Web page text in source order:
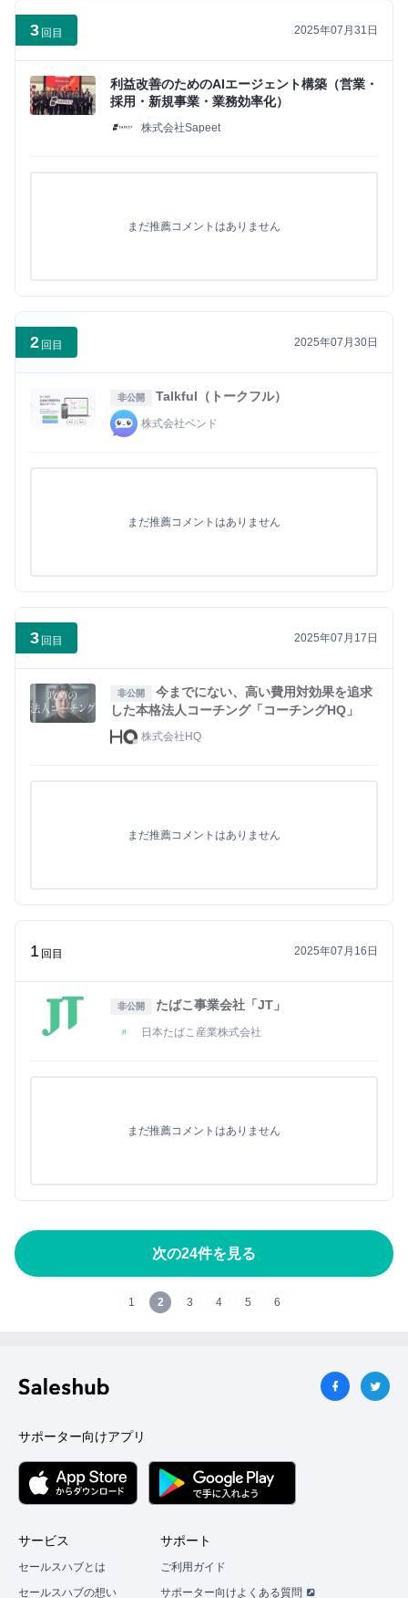
3 回目 2025年07月31日
利益改善のためのAIエージェント構築（営業・
採用・新規事業・業務効率化）
株式会社Sapeet
まだ推薦コメントはありません
2 回目 2025年07月30日
非公開 Talkful（トークフル）
株式会社ベンド
まだ推薦コメントはありません
3 回目 2025年07月17日
非公開
今までにない、高い費用対効果を追求
した本格法人コーチング「コーチングHQ」
株式会社HQ
まだ推薦コメントはありません
1 回目 2025年07月16日
非公開 たばこ事業会社「JT」
日本たばこ産業株式会社
まだ推薦コメントはありません
次の24件を見る
1 2 3 4 5 6
サポーター向けアプリ
サービス
セールスハブとは
セールスハブの想い
サポート
ご利用ガイド
サポーター向けよくある質問